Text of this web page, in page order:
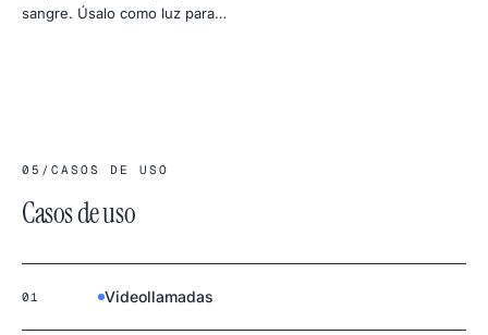
sangre. Úsalo como luz para
05 / CASOS DE USO
Casos de uso
01 Videollamadas